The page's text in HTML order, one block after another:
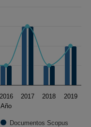
series.
Año.
Documentos
Año
Documentos Scopus
2016 2017 2018 2019